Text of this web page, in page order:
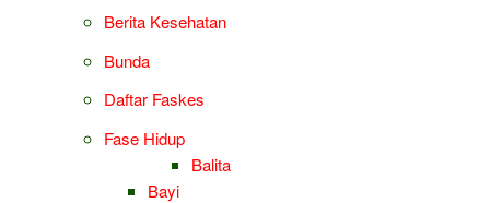
Berita Kesehatan
Bunda
Daftar Faskes
Fase Hidup
Balita
Bayi